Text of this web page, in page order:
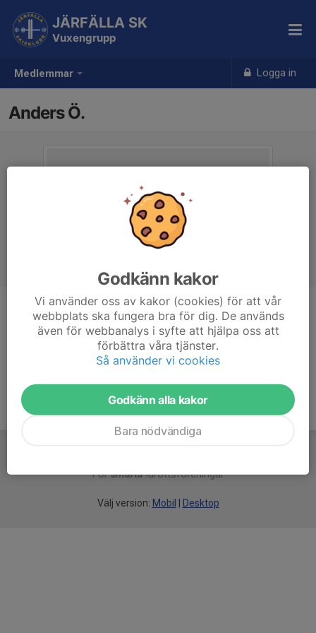
Medlemmar Logga in
JÄRFÄLLA SK
Vuxengrupp
Anders Ö.
Titel
Ledare
Ålder
53 år
Försmartaidrottsföreningar
Välj version: Mobil Desktop
Godkänn kakor
Vi använder oss av kakor (cookies) för att vår
webbplats ska fungera bra för dig. De används
även för webbanalys i syfte att hjälpa oss att
förbättra våra tjänster.
Så använder vi cookies
Godkänn alla kakor
Bara nödvändiga